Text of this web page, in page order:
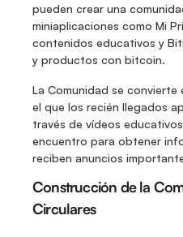
pueden crear una
miniaplicaciones como Mi
contenidos educativos y
y productos con bitcoin.
La Comunidad se
el que los recién llegados
través de vídeos
encuentro para obtener
reciben anuncios
Construcción de la
Circulares